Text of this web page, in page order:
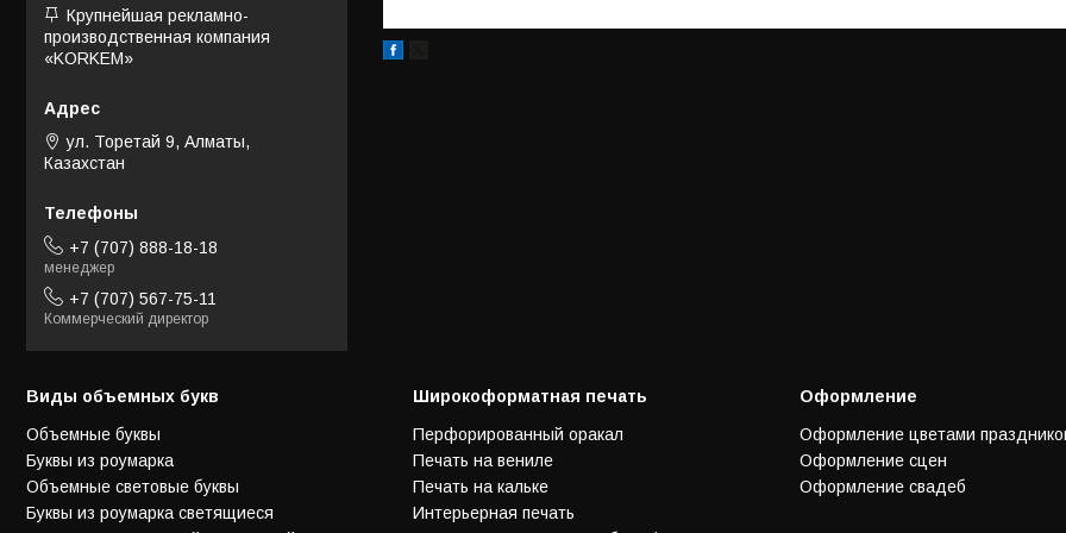
Крупнейшая рекламно-
производственная компания
«KORKEM»
ул. Торетай 9, Алматы,
Казахстан
+7 (707) 888-18-18
менеджер
+7 (707) 567-75-11
Коммерческий директор
Виды объемных букв
Объемные буквы
Буквы из роумарка
Объемные световые буквы
Буквы из роумарка светящиеся
Широкоформатная печать
Перфорированный оракал
Печать на вениле
Печать на кальке
Интерьерная печать
Оформление
Оформление цветами
Оформление сцен
Оформление свадеб